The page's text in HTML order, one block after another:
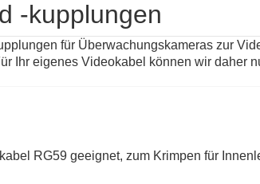
-kupplungen
für Überwachungskameras zur
Ihr eigenes Videokabel können wir daher
RG59 geeignet, zum Krimpen für